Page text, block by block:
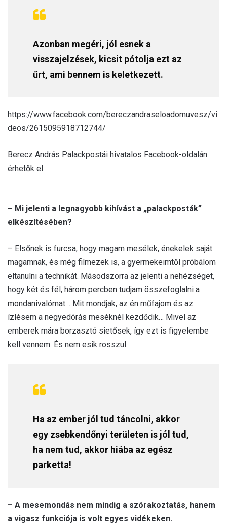
Azonban megéri, jól esnek a
visszajelzések, kicsit pótolja ezt az
űrt, ami bennem is keletkezett.
https://www.facebook.com/bereczandraseloadomuvesz/vi
deos/2615095918712744/
Berecz András Palackpostái hivatalos Facebook-oldalán
érhetők el.
– Mi jelenti a legnagyobb kihívást a „palackposták”
elkészítésében?
– Elsőnek is furcsa, hogy magam mesélek, énekelek saját
magamnak, és még filmezek is, a gyermekeimtől próbálom
eltanulni a technikát. Másodszorra az jelenti a nehézséget,
hogy két és fél, három percben tudjam összefoglalni a
mondanivalómat… Mit mondjak, az én műfajom és az
ízlésem a negyedórás meséknél kezdődik… Mivel az
emberek mára borzasztó sietősek, így ezt is figyelembe
kell vennem. És nem esik rosszul.
Ha az ember jól tud táncolni, akkor
egy zsebkendőnyi területen is jól tud,
ha nem tud, akkor hiába az egész
parketta!
– A mesemondás nem mindig a szórakoztatás, hanem
a vigasz funkciója is volt egyes vidékeken.